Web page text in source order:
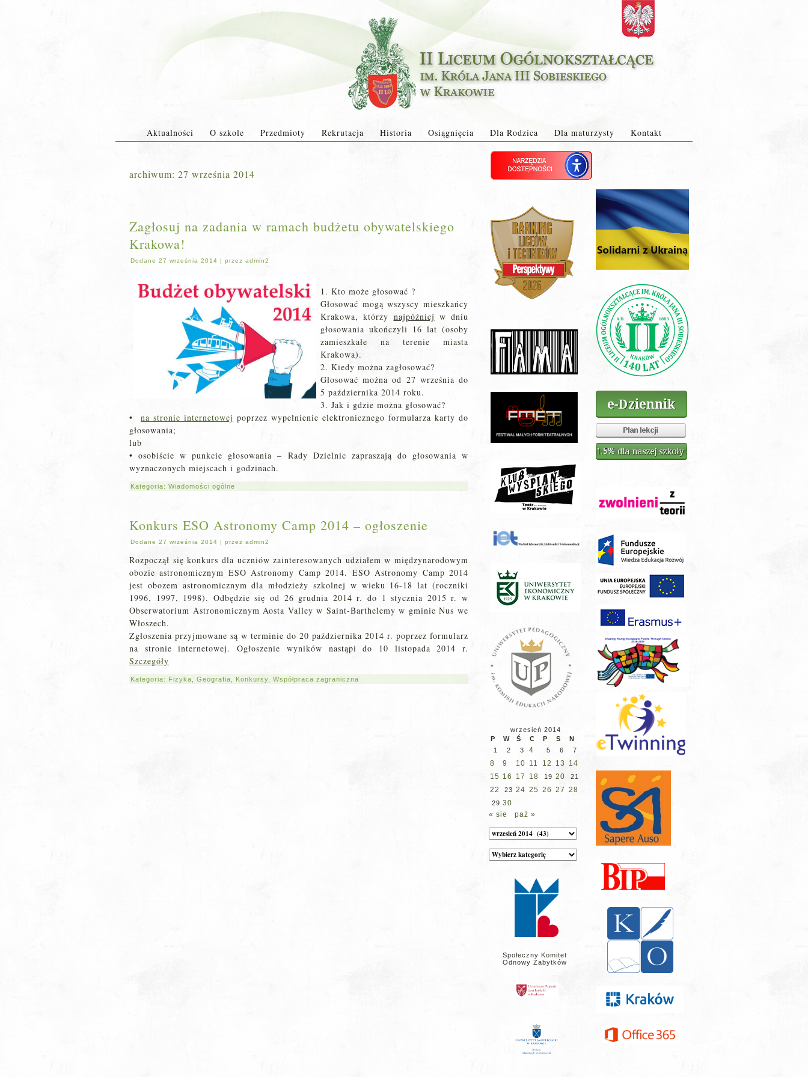
Aktualności O szkole Przedmioty Rekrutacja Historia Osiągnięcia Dla Rodzica Dla maturzysty Kontakt
archiwum: 27 września 2014
Zagłosuj na zadania w ramach budżetu obywatelskiego
Krakowa!
Dodane 27 września 2014 | przez admin2
1. Kto może głosować ?
Głosować mogą wszyscy mieszkańcy
Krakowa, którzy najpóźniej w dniu
głosowania ukończyli 16 lat (osoby
zamieszkałe na terenie miasta
Krakowa).
2. Kiedy można zagłosować?
Głosować można od 27 września do
5 października 2014 roku.
3. Jak i gdzie można głosować?
• na stronie internetowej poprzez wypełnienie elektronicznego formularza karty do
głosowania;
lub
• osobiście w punkcie głosowania – Rady Dzielnic zapraszają do głosowania w
wyznaczonych miejscach i godzinach.
Kategoria: Wiadomości ogólne
Konkurs ESO Astronomy Camp 2014 – ogłoszenie
Dodane 27 września 2014 | przez admin2
Rozpoczął się konkurs dla uczniów zainteresowanych udziałem w międzynarodowym
obozie astronomicznym ESO Astronomy Camp 2014. ESO Astronomy Camp 2014
jest obozem astronomicznym dla młodzieży szkolnej w wieku 16-18 lat (roczniki
1996, 1997, 1998). Odbędzie się od 26 grudnia 2014 r. do 1 stycznia 2015 r. w
Obserwatorium Astronomicznym Aosta Valley w Saint-Barthelemy w gminie Nus we
Włoszech.
Zgłoszenia przyjmowane są w terminie do 20 października 2014 r. poprzez formularz
na stronie internetowej. Ogłoszenie wyników nastąpi do 10 listopada 2014 r.
Szczegóły
Kategoria: Fizyka Geografia Konkursy Współpraca zagraniczna
wrzesień 2014
P
W Ś C P S
N
1
2 3 4 5 6 7
8 9 10 11 12 13 14
15 16 17 18 19 20 21
22 23 24 25 26 27 28
29 30
« sie
paź »
Archiwum
Kategorie
wpisów
Społeczny Komitet
Odnowy Zabytków